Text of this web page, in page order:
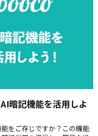
暗記機能を活用しよ
をご存じですか？この機能